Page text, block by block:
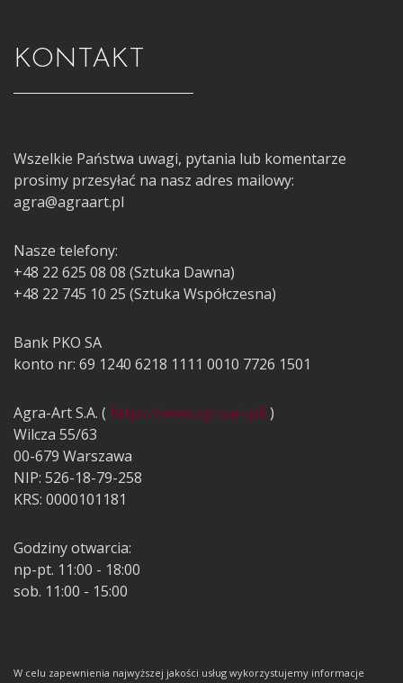
KONTAKT
Wszelkie Państwa uwagi, pytania lub komentarze
prosimy przesyłać na nasz adres mailowy:
agra@agraart.pl
Nasze telefony:
+48 22 625 08 08 (Sztuka Dawna)
+48 22 745 10 25 (Sztuka Współczesna)
Bank PKO SA
konto nr: 69 1240 6218 1111 0010 7726 1501
Agra-Art S.A. ( https://www.agraart.pl/)
Wilcza 55/63
00-679 Warszawa
NIP: 526-18-79-258
KRS: 0000101181
Godziny otwarcia:
np-pt. 11:00 - 18:00
sob. 11:00 - 15:00
W celu zapewnienia najwyższej jakości usług wykorzystujemy informacje